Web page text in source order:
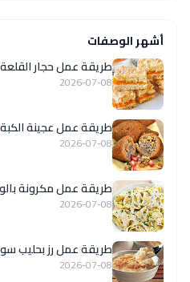
أشهر الوصفات
طريقة عمل حجار
2026-07-08
طريقة عمل عجينة
2026-07-08
طريقة عمل مكرونة
2026-07-08
طريقة عمل رز بحليب سوري بـ 5
2026-07-08